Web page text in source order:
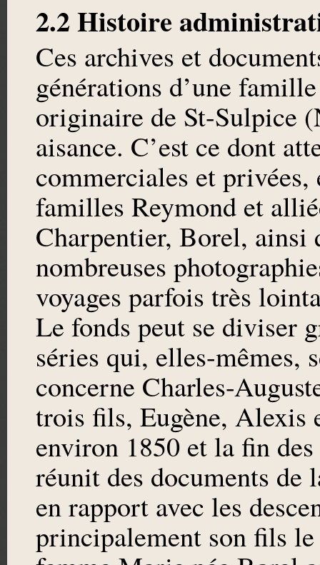
2.2 Histoire
Ces archives et
générations d’une
originaire de St-Sulpice
aisance. C’est ce dont
commerciales et
familles Reymond et
Charpentier, Borel, ainsi
nombreuses
voyages parfois très
Le fonds peut se diviser
séries qui, elles-mêmes,
concerne Charles-
trois fils, Eugène, Alexis
environ 1850 et la fin
réunit des documents
en rapport avec les
principalement son fils